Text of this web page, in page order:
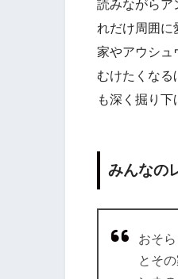
読みながらア
れだけ周囲に
家やアウシュ
むけたくなる
も深く掘り下
みんなの
おそ
とそ